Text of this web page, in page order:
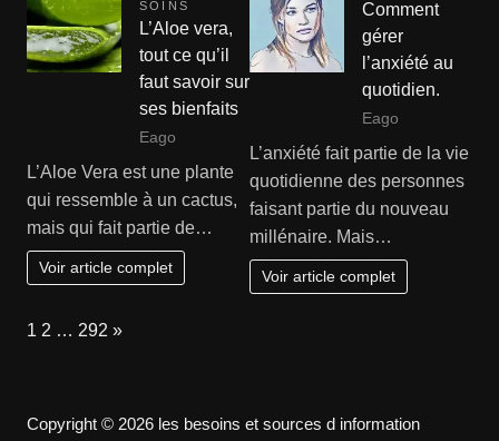
SOINS
L’Aloe vera,
tout ce qu’il
faut savoir sur
ses bienfaits
Eago
L’Aloe Vera est une plante
qui ressemble à un cactus,
mais qui fait partie de…
Voir article complet
Comment
gérer
l’anxiété au
quotidien.
Eago
L’anxiété fait partie de la vie
quotidienne des personnes
faisant partie du nouveau
millénaire. Mais…
Voir article complet
Page:
1 2 … 292 Next
»
Copyright © 2026 les besoins et sources d information